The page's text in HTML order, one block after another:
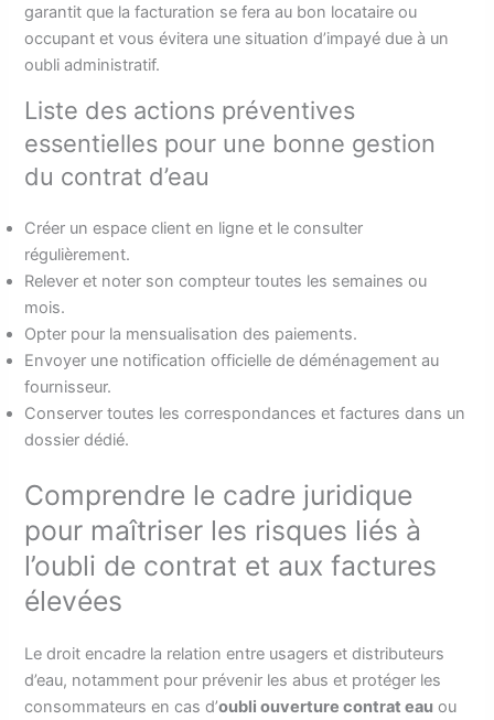
garantit que la facturation se fera au bon locataire ou
occupant et vous évitera une situation d’impayé due à un
oubli administratif.
Liste des actions préventives
essentielles pour une bonne gestion
du contrat d’eau
Créer un espace client en ligne et le consulter
régulièrement.
Relever et noter son compteur toutes les semaines ou
mois.
Opter pour la mensualisation des paiements.
Envoyer une notification officielle de déménagement au
fournisseur.
Conserver toutes les correspondances et factures dans un
dossier dédié.
Comprendre le cadre juridique
pour maîtriser les risques liés à
l’oubli de contrat et aux factures
élevées
Le droit encadre la relation entre usagers et distributeurs
d’eau, notamment pour prévenir les abus et protéger les
consommateurs en cas d’oubli ouverture contrat eau ou